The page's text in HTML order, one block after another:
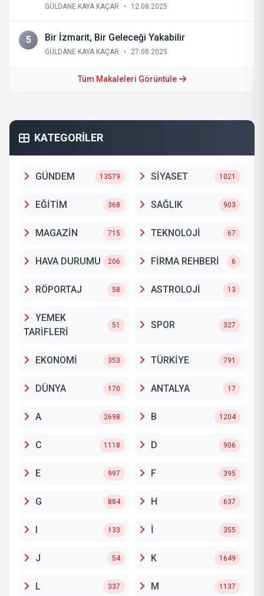
GÜLDANE KAYA KAÇAR • 12.08.2025
5 Bir İzmarit, Bir Geleceği Yakabilir
GÜLDANE KAYA KAÇAR • 27.08.2025
Tüm Makaleleri Görüntüle
KATEGORİLER
GÜNDEM 13579 SİYASET 1021
EĞİTİM 368 SAĞLIK 903
MAGAZİN 715 TEKNOLOJİ 67
HAVA DURUMU 206 FİRMA REHBERİ 6
RÖPORTAJ 58 ASTROLOJİ 13
YEMEK
TARİFLERİ
51 SPOR 327
EKONOMİ 353 TÜRKİYE 791
DÜNYA 170 ANTALYA 17
A 2698 B 1204
C 1118 D 906
E 997 F 395
G 884 H 637
I 133 İ 355
J 54 K 1649
L 337 M 1137